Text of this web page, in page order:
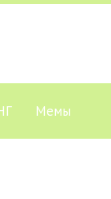
Мемы